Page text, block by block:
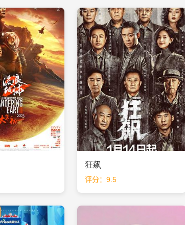
狂飙
评分：9.5